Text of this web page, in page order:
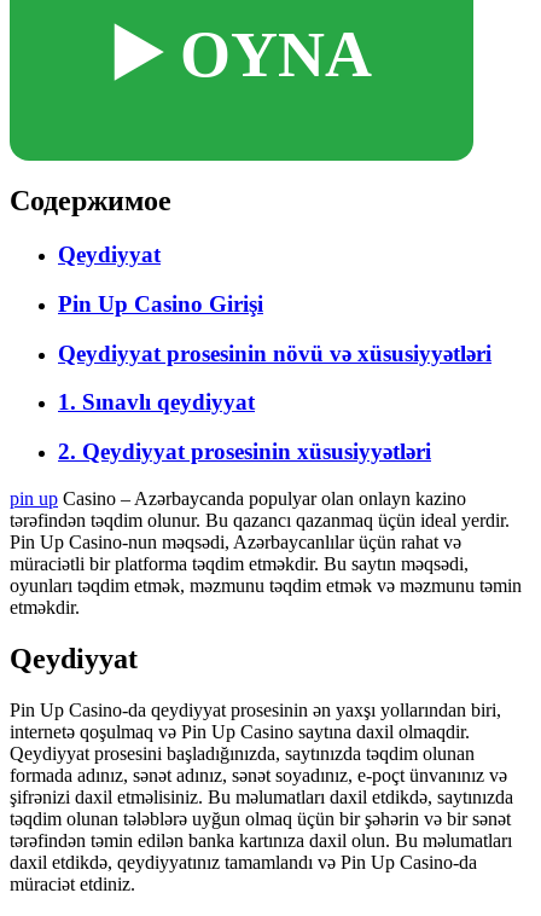
▶️ OYNA
Содержимое
Qeydiyyat
Pin Up Casino Girişi
Qeydiyyat prosesinin növü və xüsusiyyətləri
1. Sınavlı qeydiyyat
2. Qeydiyyat prosesinin xüsusiyyətləri
pin up Casino – Azərbaycanda populyar olan onlayn kazino
tərəfindən təqdim olunur. Bu qazancı qazanmaq üçün ideal yerdir.
Pin Up Casino-nun məqsədi, Azərbaycanlılar üçün rahat və
müraciətli bir platforma təqdim etməkdir. Bu saytın məqsədi,
oyunları təqdim etmək, məzmunu təqdim etmək və məzmunu təmin
etməkdir.
Qeydiyyat
Pin Up Casino-da qeydiyyat prosesinin ən yaxşı yollarından biri,
internetə qoşulmaq və Pin Up Casino saytına daxil olmaqdir.
Qeydiyyat prosesini başladığınızda, saytınızda təqdim olunan
formada adınız, sənət adınız, sənət soyadınız, e-poçt ünvanınız və
şifrənizi daxil etməlisiniz. Bu məlumatları daxil etdikdə, saytınızda
təqdim olunan tələblərə uyğun olmaq üçün bir şəhərin və bir sənət
tərəfindən təmin edilən banka kartınıza daxil olun. Bu məlumatları
daxil etdikdə, qeydiyyatınız tamamlandı və Pin Up Casino-da
müraciət etdiniz.